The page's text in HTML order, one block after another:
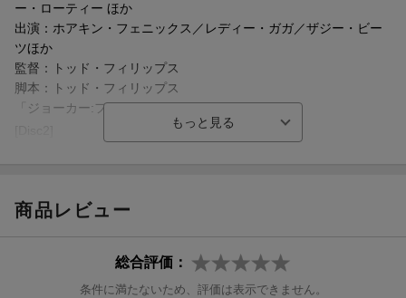
■全米で初登場No.1！全世界77カ国と地域でオープニングNo.1大
ヒットスタート！
※収録内容は変更となる場合がございます。
ー・ローティー ほか
出演：ホアキン・フェニックス／レディー・ガガ／ザジー・ビー
ツほか
監督：トッド・フィリップス
脚本：トッド・フィリップス
「ジョーカー:フォリ・ア・ドゥ」
商品レビュー
総合評価：
条件に満たないため、評価は表示できません。